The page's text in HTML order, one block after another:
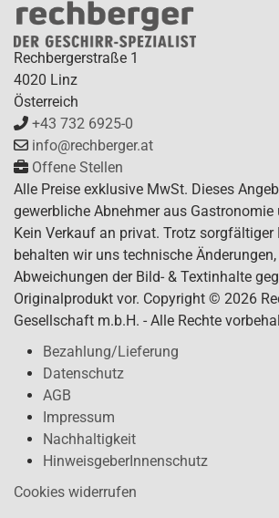
Rechbergerstraße 1
4020 Linz
Österreich
+43 732 6925-0
info@rechberger.at
Offene Stellen
Alle Preise exklusive MwSt. Dieses
gewerbliche Abnehmer aus
Kein Verkauf an privat. Trotz sorgfältiger
behalten wir uns technische
Abweichungen der Bild- & Textinhalte
Originalprodukt vor. Copyright © 2026
Gesellschaft m.b.H. - Alle Rechte
Bezahlung/Lieferung
Datenschutz
AGB
Impressum
Nachhaltigkeit
HinweisgeberInnenschutz
Cookies widerrufen